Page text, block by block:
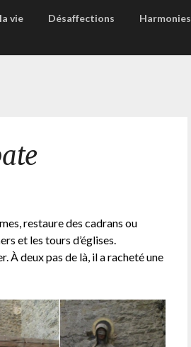
vie Désaffections Harmonies
restaure des cadrans ou
et les tours d’églises.
À deux pas de là, il a racheté une